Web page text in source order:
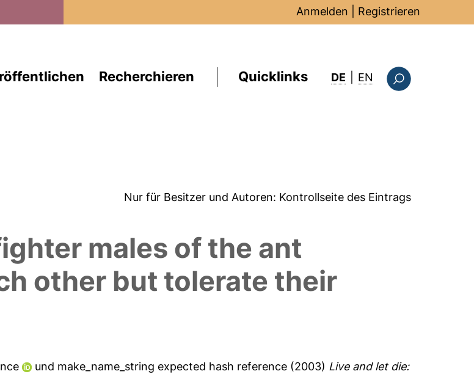
Anmelden Registrieren
Recherchieren Quicklinks DE EN : this page in
Nur für Besitzer und Autoren: Kontrollseite des Eintrags
males of the ant
other but tolerate their
und make_name_string expected hash reference (2003) Live and let die: